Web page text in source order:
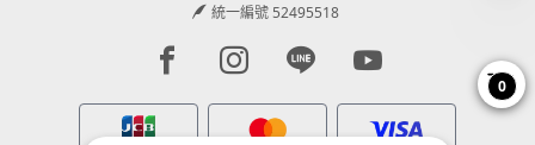
統一編號 52495518
Facebook page
Instagram page
Line pageYoutube page
0